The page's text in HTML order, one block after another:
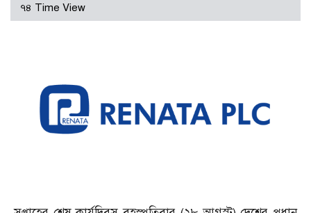
৭৪ Time View